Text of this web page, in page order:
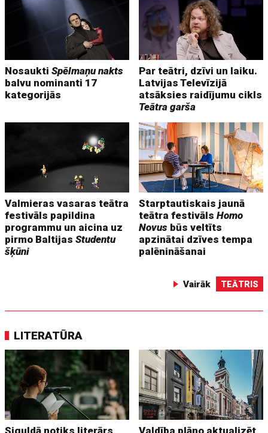
NosauktiSpēlmaņu nakts
balvu nominanti 17
kategorijās
Par teātri, dzīvi un laiku.
Latvijas Televīzijā
atsāksies raidījumu cikls
Teātra garša
Valmieras vasaras teātra
festivāls papildina
programmu un aicina uz
pirmo BaltijasStudentu
šķūni
Starptautiskais jaunā
teātra festivālsHomo
Novus būs veltīts
apzinātai dzīves tempa
palēnināšanai
Vairāk TEĀTRIS
LITERATŪRA
Siguldā notiks literārs Valdība plāno aktualizēt